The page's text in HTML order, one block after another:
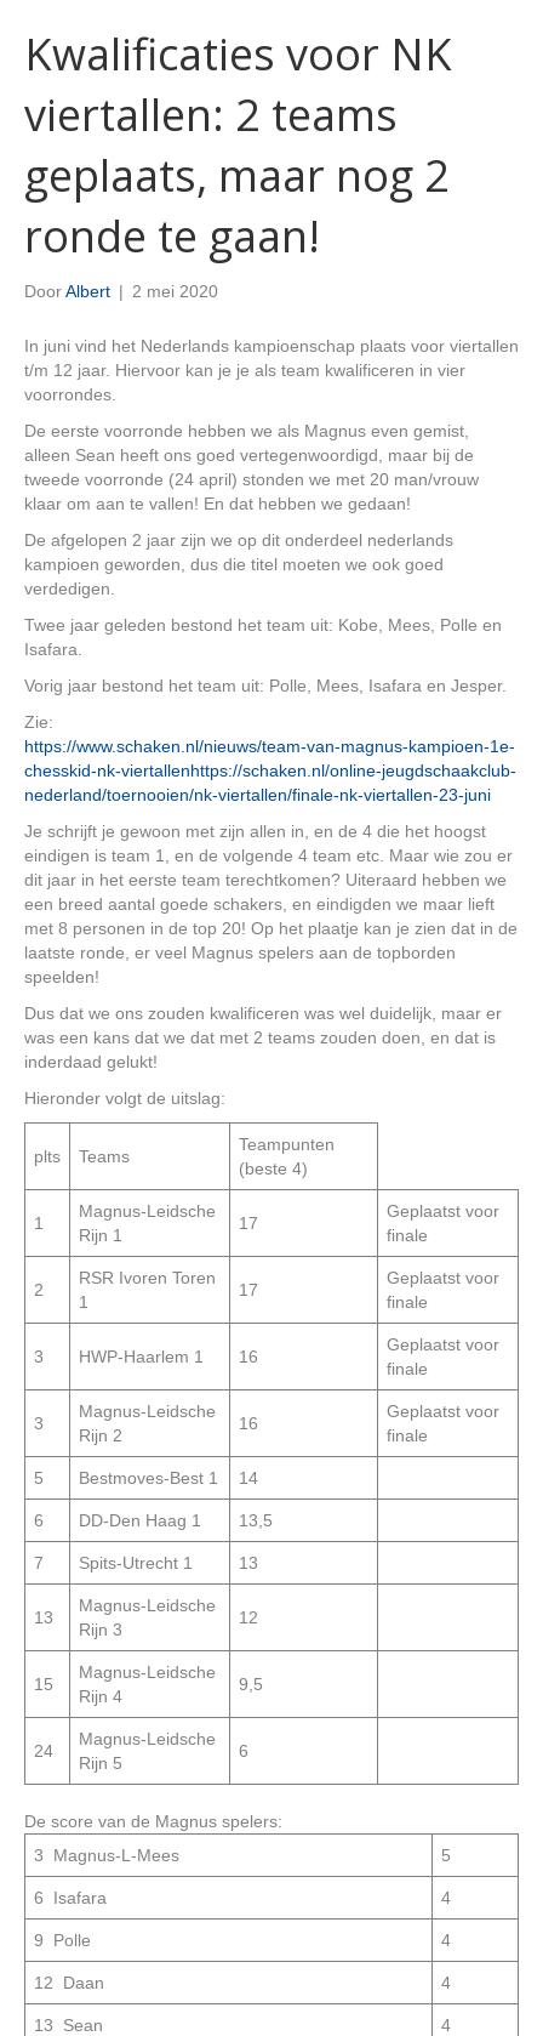
Kwalificaties voor NK
viertallen: 2 teams
geplaats, maar nog 2
ronde te gaan!
DoorAlbert | 2 mei 2020
In juni vind het Nederlands kampioenschap plaats voor viertallen
t/m 12 jaar. Hiervoor kan je je als team kwalificeren in vier
voorrondes.
De eerste voorronde hebben we als Magnus even gemist,
alleen Sean heeft ons goed vertegenwoordigd, maar bij de
tweede voorronde (24 april) stonden we met 20 man/vrouw
klaar om aan te vallen! En dat hebben we gedaan!
De afgelopen 2 jaar zijn we op dit onderdeel nederlands
kampioen geworden, dus die titel moeten we ook goed
verdedigen.
Twee jaar geleden bestond het team uit: Kobe, Mees, Polle en
Isafara.
Vorig jaar bestond het team uit: Polle, Mees, Isafara en Jesper.
Zie:
https://www.schaken.nl/nieuws/team-van-magnus-kampioen-1e-
chesskid-nk-viertallenhttps://schaken.nl/online-jeugdschaakclub-
nederland/toernooien/nk-viertallen/finale-nk-viertallen-23-juni
Je schrijft je gewoon met zijn allen in, en de 4 die het hoogst
eindigen is team 1, en de volgende 4 team etc. Maar wie zou er
dit jaar in het eerste team terechtkomen? Uiteraard hebben we
een breed aantal goede schakers, en eindigden we maar lieft
met 8 personen in de top 20! Op het plaatje kan je zien dat in de
laatste ronde, er veel Magnus spelers aan de topborden
speelden!
Dus dat we ons zouden kwalificeren was wel duidelijk, maar er
was een kans dat we dat met 2 teams zouden doen, en dat is
inderdaad gelukt!
Hieronder volgt de uitslag:
plts Teams
Teampunten
(beste 4)
1
Magnus-Leidsche
Rijn 1
17
Geplaatst voor
finale
2
RSR Ivoren Toren
1
17
Geplaatst voor
finale
3 HWP-Haarlem 1 16
Geplaatst voor
finale
3
Magnus-Leidsche
Rijn 2
16
Geplaatst voor
finale
5 Bestmoves-Best 1 14
6 DD-Den Haag 1 13,5
7 Spits-Utrecht 1 13
13
Magnus-Leidsche
Rijn 3
12
15
Magnus-Leidsche
Rijn 4
9,5
24
Magnus-Leidsche
Rijn 5
6
De score van de Magnus spelers:
3 Magnus-L-Mees
5
6 Isafara 4
9 Polle 4
12 Daan 4
13 Sean 4